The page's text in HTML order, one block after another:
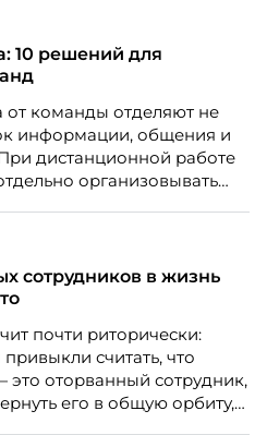
изоляция»
10 решений для
от команды отделяют не
информации, общения и
дистанционной работе
организовывать
Инфомаксимум,
адаптацию
без лишнего контроля и
сотрудников в жизнь
почти риторически:
считать, что
оторванный сотрудник,
его в общую орбиту,